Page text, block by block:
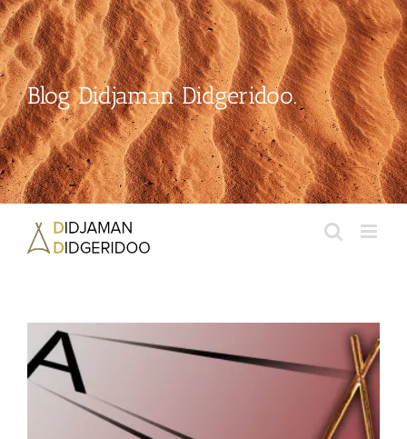
Passer
au
contenu
Blog Didjaman Didgeridoo.